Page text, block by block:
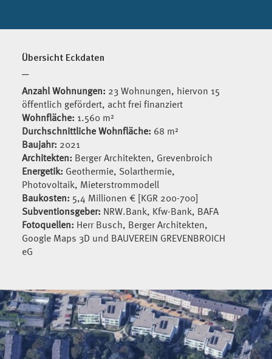
Übersicht Eckdaten
─
Anzahl Wohnungen: 23 Wohnungen, hiervon 15
öffentlich gefördert, acht frei finanziert
Wohnfläche: 1.560 m²
Durchschnittliche Wohnfläche: 68 m²
Baujahr: 2021
Architekten: Berger Architekten, Grevenbroich
Energetik: Geothermie, Solarthermie,
Photovoltaik, Mieterstrommodell
Baukosten: 5,4 Millionen € [KGR 200-700]
Subventionsgeber: NRW.Bank, Kfw-Bank, BAFA
Fotoquellen: Herr Busch, Berger Architekten,
Google Maps 3D und BAUVEREIN GREVENBROICH
eG